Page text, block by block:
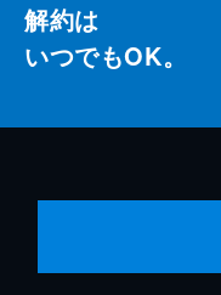
解約は
いつでもOK。